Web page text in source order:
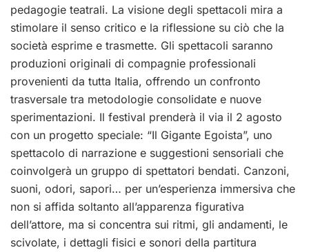
pedagogie teatrali. La visione degli spettacoli mira a
stimolare il senso critico e la riflessione su ciò che la
società esprime e trasmette. Gli spettacoli saranno
produzioni originali di compagnie professionali
provenienti da tutta Italia, offrendo un confronto
trasversale tra metodologie consolidate e nuove
sperimentazioni. Il festival prenderà il via il 2 agosto
con un progetto speciale: “Il Gigante Egoista”, uno
spettacolo di narrazione e suggestioni sensoriali che
coinvolgerà un gruppo di spettatori bendati. Canzoni,
suoni, odori, sapori… per un’esperienza immersiva che
non si affida soltanto all’apparenza figurativa
dell’attore, ma si concentra sui ritmi, gli andamenti, le
scivolate, i dettagli fisici e sonori della partitura